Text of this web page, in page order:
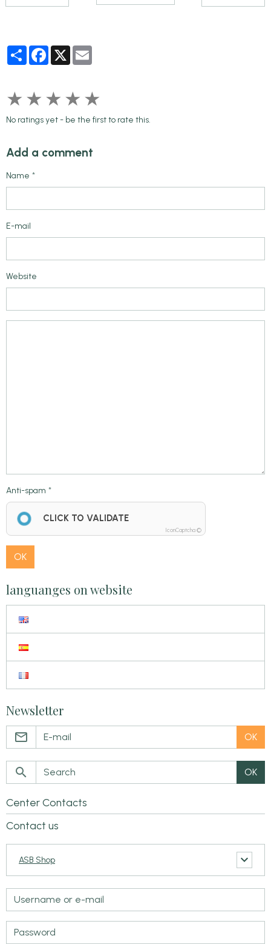
PartagerFacebook
X
★ ★ ★ ★ ★
No ratings yet - be the first to rate this.
Add a comment
Name
E-mail
Website
Anti-spam
CLICK TO VALIDATE
IconCaptcha ©
OK
languanges on website
Newsletter
OK
OK
Center Contacts
Contact us
ASB Shop